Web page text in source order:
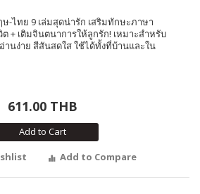
-ไทย 9 เล่มสุดน่ารัก เสริมทักษะภาษา
+ เติมจินตนาการให้ลูกรัก! เหมาะสำหรับ
านง่าย สีสันสดใส ใช้ได้ทั้งที่บ้านและใน
611.00 THB
Add to Cart
Add to Compare